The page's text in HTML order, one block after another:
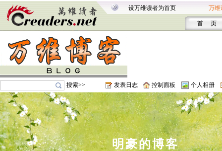
设万维读者为首页 万维
首 页
搜索>> 发表日志 控制面板 个人相册
明豪的博客